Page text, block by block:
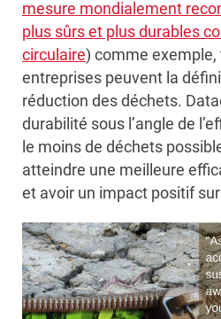
mesure mondialement
plus sûrs et plus durables
circulaire) comme exemple,
entreprises peuvent la
réduction des déchets.
durabilité sous l’angle de
le moins de déchets
atteindre une meilleure
et avoir un impact positif